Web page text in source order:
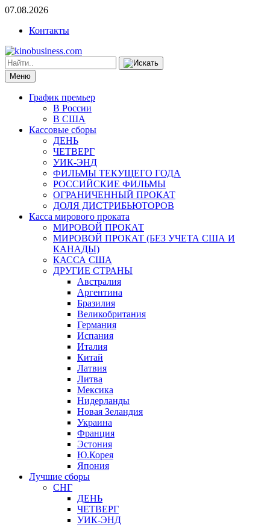
07.08.2026
Контакты
Меню
График премьер
В России
В США
Кассовые сборы
ДЕНЬ
ЧЕТВЕРГ
УИК-ЭНД
ФИЛЬМЫ ТЕКУЩЕГО ГОДА
РОССИЙСКИЕ ФИЛЬМЫ
ОГРАНИЧЕННЫЙ ПРОКАТ
ДОЛЯ ДИСТРИБЬЮТОРОВ
Касса мирового проката
МИРОВОЙ ПРОКАТ
МИРОВОЙ ПРОКАТ (БЕЗ УЧЕТА США И
КАНАДЫ)
КАССА США
ДРУГИЕ СТРАНЫ
Австралия
Аргентина
Бразилия
Великобритания
Германия
Испания
Италия
Китай
Латвия
Литва
Мексика
Нидерланды
Новая Зеландия
Украина
Франция
Эстония
Ю.Корея
Япония
Лучшие сборы
СНГ
ДЕНЬ
ЧЕТВЕРГ
УИК-ЭНД